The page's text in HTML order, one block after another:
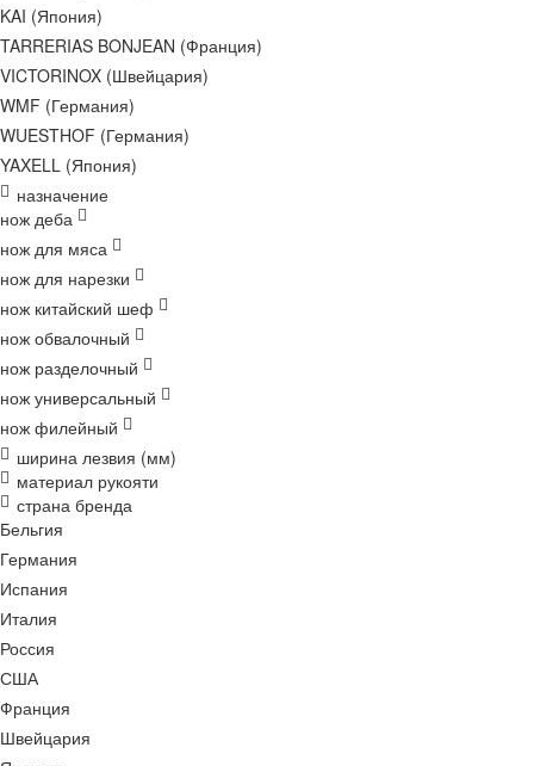
KAI (Япония)
TARRERIAS BONJEAN (Франция)
VICTORINOX (Швейцария)
WMF (Германия)
WUESTHOF (Германия)
YAXELL (Япония)
назначение
нож деба
нож для мяса
нож для нарезки
нож китайский шеф
нож обвалочный
нож разделочный
нож универсальный
нож филейный
ширина лезвия (мм)
материал рукояти
страна бренда
Бельгия
Германия
Испания
Италия
Россия
США
Франция
Швейцария